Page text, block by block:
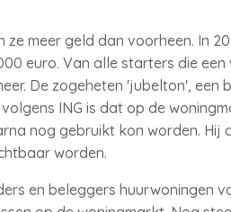
meer geld dan voorheen. In
euro. Van alle starters die
De zogeheten 'jubelton',
ING is dat op de
nog gebruikt kon worden.
worden.
en beleggers huurwoningen